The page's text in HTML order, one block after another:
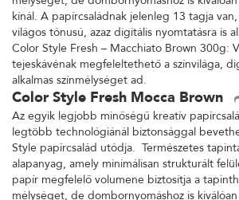
kínál. A papírcsaládnak jelenleg 13 tagja
világos tónusú, azaz digitális nyomtatásra is
Color Style Fresh – Macchiato Brown 300g:
tejeskávénak megfeleltethető a színvilága,
alkalmas színmélységet ad.
Color Style Fresh Mocca Brown
Az egyik legjobb minőségű kreatív
legtöbb technológiánál biztonsággal
Style papírcsalád utódja. Természetes
alapanyag, amely minimálisan strukturált
papír megfelelő volumene biztosítja a
mélységet, de dombornyomáshoz is